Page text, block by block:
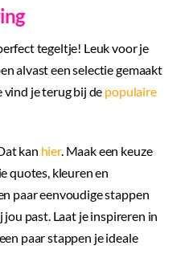
tegeltje! Leuk voor je
alvast een selectie gemaakt
vind je terug bij de populaire
kan hier. Maak een keuze
quotes, kleuren en
paar eenvoudige stappen
past. Laat je inspireren in
paar stappen je ideale